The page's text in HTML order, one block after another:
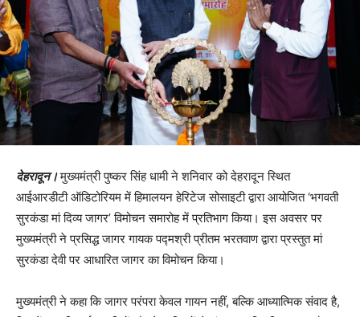
देहरादून।मुख्यमंत्री पुष्कर सिंह धामी ने शनिवार को देहरादून स्थित
आईआरडीटी ऑडिटोरियम में हिमालयन हेरिटेज सोसाइटी द्वारा आयोजित ‘भगवती
सुरकंडा मां दिव्य जागर’ विमोचन समारोह में प्रतिभाग किया। इस अवसर पर
मुख्यमंत्री ने प्रसिद्ध जागर गायक पद्मश्री प्रीतम भरतवाण द्वारा प्रस्तुत मां
सुरकंडा देवी पर आधारित जागर का विमोचन किया।
मुख्यमंत्री ने कहा कि जागर परंपरा केवल गायन नहीं, बल्कि आध्यात्मिक संवाद है,